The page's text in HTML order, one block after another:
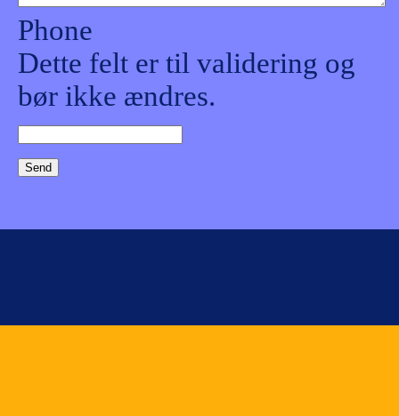
Phone
Dette felt er til validering og
bør ikke ændres.